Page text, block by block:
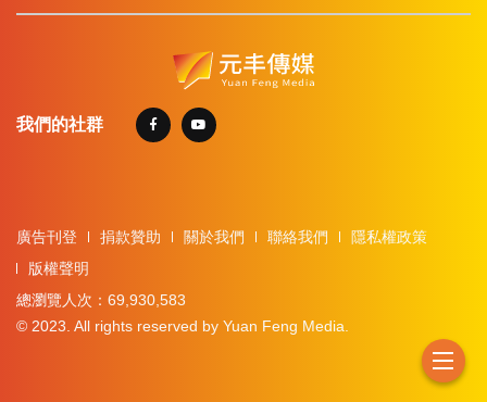
我們的社群
廣告刊登 捐款贊助 關於我們 聯絡我們
隱私權政策
版權聲明
總瀏覽人次：69,930,583
© 2023. All rights reserved by Yuan Feng Media.